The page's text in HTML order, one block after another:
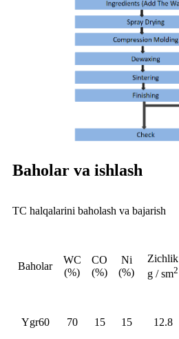
Baholar va ishlash
TC halqalarini baholash va bajarish
Baholar
WC
(%)
CO
(%)
Ni
(%)
Zichlik
g / sm2
Ygr60 70 15 15 12.8